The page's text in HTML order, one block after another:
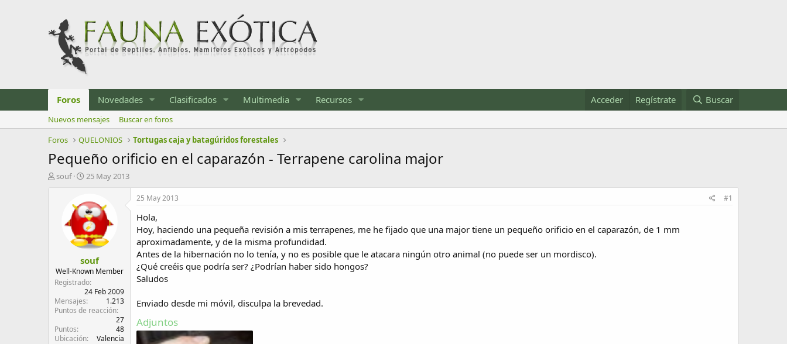
Foros Novedades Clasificados Multimedia Recursos Acceder Regístrate Buscar
Nuevos mensajes
Buscar en foros
Foros
QUELONIOS Tortugas caja y batagúridos forestales
Pequeño orificio en el caparazón - Terrapene carolina major
I
d
e
t
e
a
souf
F
h
a
d
e
i
n
i
c
i
o
25 May 2013
souf
Well-Known Member
Registrado
24 Feb 2009
Mensajes
1.213
Puntos de reacción
27
Puntos
48
Ubicación
Valencia
25 May 2013 #1
Hola,
Hoy, haciendo una pequeña revisión a mis terrapenes, me he fijado que una major tiene un pequeño orificio en el caparazón, de 1 mm
aproximadamente, y de la misma profundidad.
Antes de la hibernación no lo tenía, y no es posible que le atacara ningún otro animal (no puede ser un mordisco).
¿Qué creéis que podría ser? ¿Podrían haber sido hongos?
Saludos
Enviado desde mi móvil, disculpa la brevedad.
Adjuntos